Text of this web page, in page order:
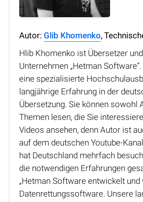
Autor: Glib Khomenko,
Hlib Khomenko ist Übersetzer
Unternehmen „Hetman
eine spezialisierte
langjährige Erfahrung in der
Übersetzung. Sie können sowohl
Themen lesen, die Sie
Videos ansehen, denn Autor ist
auf dem deutschen Youtube-
hat Deutschland mehrfach
die notwendigen Erfahrungen
„Hetman Software entwickelt und
Datenrettungssoftware. Unsere